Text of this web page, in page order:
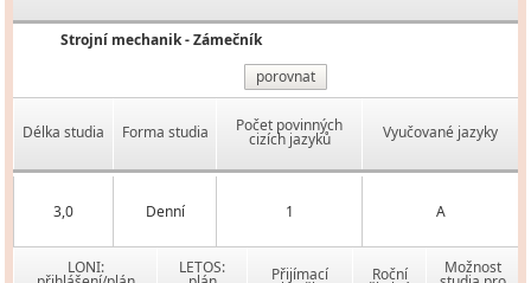
Strojní mechanik - Zámečník
porovnat
Délka studia Forma studia Počet povinných
cizích jazyků Vyučované jazyky
3,0 Denní 1 A
LONI: LETOS: Přijímací Roční Možnost